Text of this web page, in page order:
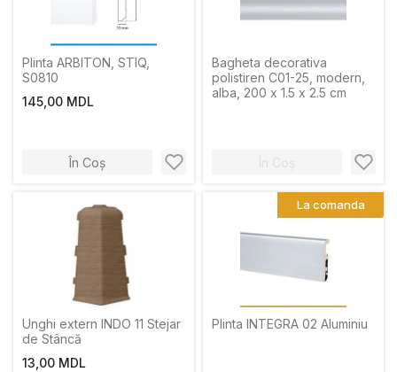
Plinta ARBITON, STIQ,
S0810
145,00 MDL
În Coș
Bagheta decorativa
polistiren C01-25, modern,
alba, 200 x 1.5 x 2.5 cm
În Coș
Unghi extern INDO 11 Stejar
de Stâncă
13,00 MDL
Plinta INТЕGRА 02 Aluminiu
La comanda